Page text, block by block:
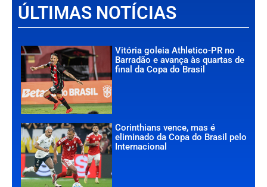
ÚLTIMAS NOTÍCIAS
Vitória goleia Athletico-PR no
Barradão e avança às quartas de
final da Copa do Brasil
Corinthians vence, mas é
eliminado da Copa do Brasil pelo
Internacional